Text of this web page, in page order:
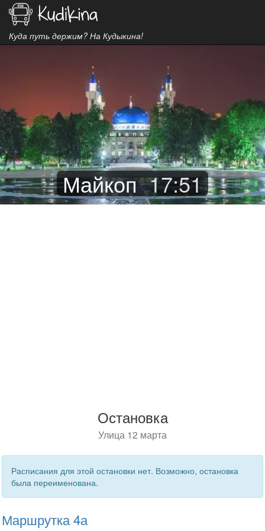
Куда путь держим? На Кудыкина!
Майкоп 17:51
Остановка
Улица 12 марта
Расписания для этой остановки нет. Возможно, остановка
была переименована.
Маршрутка 4а